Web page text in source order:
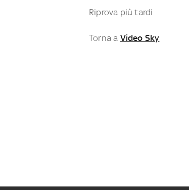
Riprova più tardi
Torna a Video Sky